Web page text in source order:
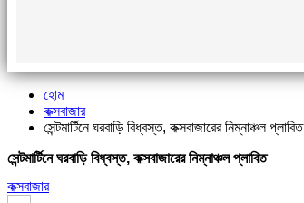
হোম
কক্সবাজার
সেন্টমার্টিনে ঘরবাড়ি বিধ্বস্ত, কক্সবাজারের নিম্নাঞ্চল প্লাবিত
সেন্টমার্টিনে ঘরবাড়ি বিধ্বস্ত, কক্সবাজারের নিম্নাঞ্চল প্লাবিত
কক্সবাজার